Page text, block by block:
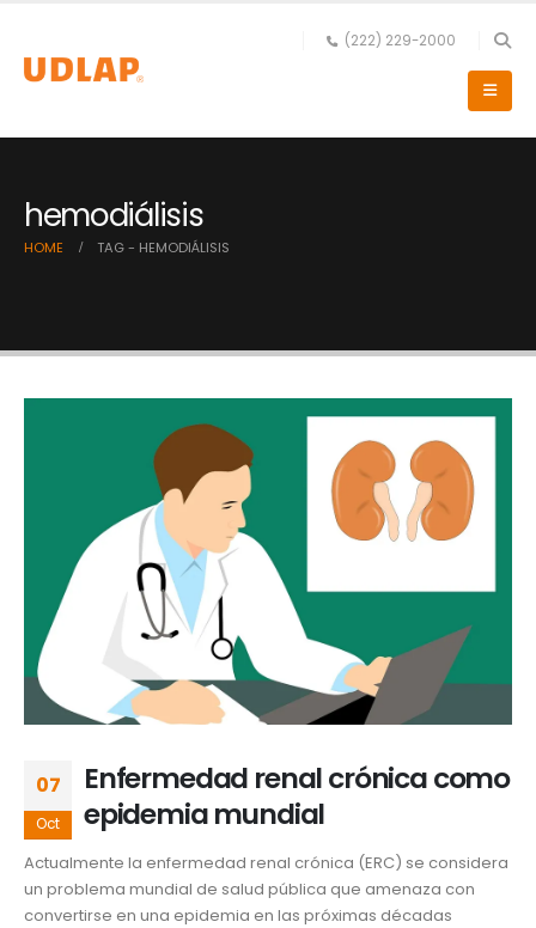
(222) 229-2000
hemodiálisis
HOME TAG - HEMODIÁLISIS
07
Oct
Enfermedad renal crónica como
epidemia mundial
Actualmente la enfermedad renal crónica (ERC) se considera
un problema mundial de salud pública que amenaza con
convertirse en una epidemia en las próximas décadas